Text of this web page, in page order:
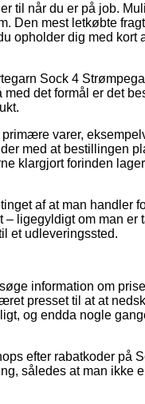
til når du er på job.
Den mest letkøbte
opholder dig med kort
Sock 4
det formål er det
varer,
med at bestillingen
klargjort forinden
af at man handler
– ligegyldigt om man
et udleveringssted.
information om
presset til at at
og endda nogle
efter rabatkoder på
således at man ikke